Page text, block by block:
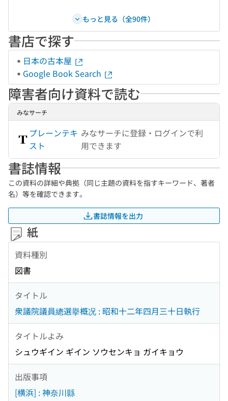
もっと見る（全90件）
書店で探す
日本の古本屋
Google Book Search
障害者向け資料で読む
みなサーチ
プレーンテキ
スト
みなサーチに登録・ログインで利
用できます
書誌情報
この資料の詳細や典拠（同じ主題の資料を指すキーワード、著者
名）等を確認できます。
書誌情報を出力
紙
資料種別
図書
タイトル
衆議院議員總選擧概况 : 昭和十二年四月三十日執行
タイトルよみ
シュウギイン ギイン ソウセンキョ ガイキョウ
出版事項
[横浜] : 神奈川縣